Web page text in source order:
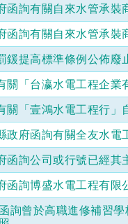
函詢有關自來水管承裝
函詢有關自來水管承
鍰提高標準條例公佈廢
關「台瀛水電工程企
關「壹鴻水電工程行
政府函詢有關全友水
詢公司或行號已經其
詢博盛水電工程有限
詢曾於高職進修補習